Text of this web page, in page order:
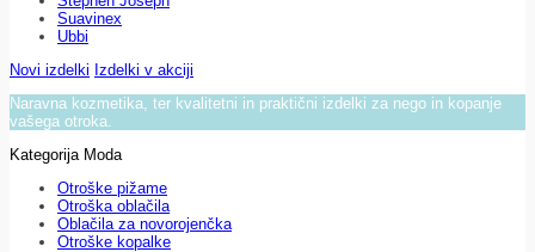
Suavinex
Ubbi
Novi izdelki Izdelki v akciji
Naravna kozmetika, ter kvalitetni in praktični izdelki za nego in kopanje
vašega otroka.
Kategorija Moda
Otroške pižame
Otroška oblačila
Oblačila za novorojenčka
Otroške kopalke